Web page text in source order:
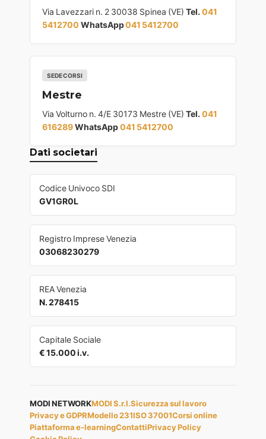
Via Lavezzari n. 2 30038 Spinea (VE) Tel. 041
5412700 WhatsApp041 5412700
SEDE CORSI
Mestre
Via Volturno n. 4/E 30173 Mestre (VE) Tel. 041
616289WhatsApp041 5412700
Dati societari
Codice Univoco SDI
GV1GR0L
Registro Imprese Venezia
03068230279
REA Venezia
N. 278415
Capitale Sociale
€ 15.000 i.v.
MODI NETWORKMODI S.r.l.Sicurezza sul lavoro
Privacy e GDPRModello 231ISO 37001Corsi online
Piattaforma e-learningContattiPrivacy Policy